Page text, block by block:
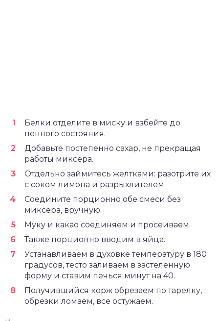
Белки отделите в миску и взбейте до
пенного состояния.
Добавьте постепенно сахар, не прекращая
работы миксера.
Отдельно займитесь желтками: разотрите их
с соком лимона и разрыхлителем.
Соедините порционно обе смеси без
миксера, вручную.
Муку и какао соединяем и просеиваем.
Также порционно вводим в яйца.
Устанавливаем в духовке температуру в 180
градусов, тесто заливаем в застеленную
форму и ставим печься минут на 40.
Получившийся корж обрезаем по тарелку,
обрезки ломаем, все остужаем.